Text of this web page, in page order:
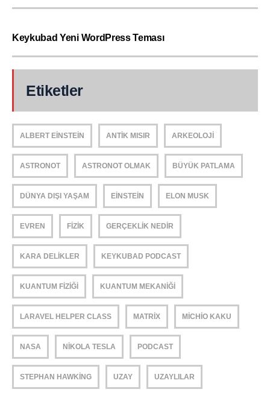
Keykubad Yeni WordPress Teması
Etiketler
ALBERT EINSTEIN ANTIK MISIR ARKEOLOJI
ASTRONOT ASTRONOT OLMAK BÜYÜK PATLAMA
DÜNYA DIŞI YAŞAM EINSTEIN ELON MUSK
EVREN FIZIK GERÇEKLIK NEDIR
KARA DELIKLER KEYKUBAD PODCAST
KUANTUM FIZIĞI KUANTUM MEKANIĞI
LARAVEL HELPER CLASS MATRIX MICHIO KAKU
NASA NIKOLA TESLA PODCAST
STEPHAN HAWKING UZAY UZAYLILAR